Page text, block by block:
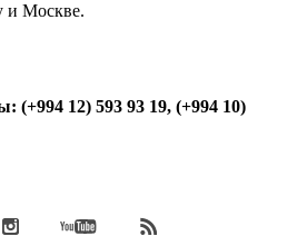
и Москве.
(+994 12) 593 93 19, (+994 10)